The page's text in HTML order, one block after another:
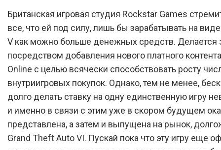
Шокирующие
Grand Theft Auto VI
интернет
Британская игровая студия Rockstar Games
все, что ей под силу, лишь бы зарабатывать на
V как можно больше денежных средств. Делается
посредством добавления нового платного
Online с целью всячески способствовать росту
внутриигровых покупок. Однако, тем не менее,
долго делать ставку на одну единственную игру
и именно в связи с этим уже в скором будущем
представлена, а затем и выпущена на рынок,
Grand Theft Auto VI. Пускай пока что эту игру еще